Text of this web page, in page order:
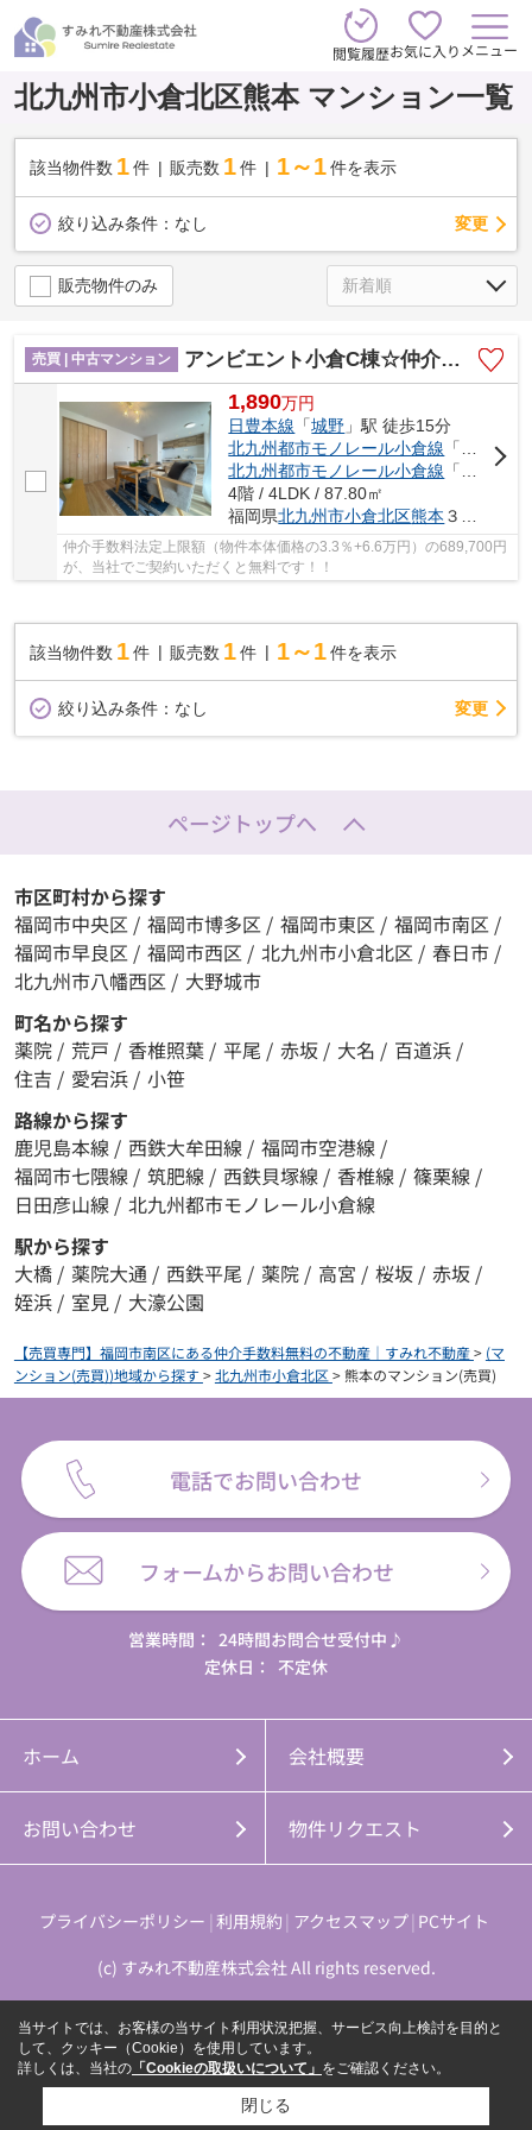
閲覧履歴お気に入り メニュー
北九州市小倉北区熊本 マンション一覧
該当物件数 1件 販売数 1 件 1～1 件を表示
絞り込み条件： なし 変更
販売物件のみ
売買 | 中古マンション アンビエント小倉C棟☆仲介手数料無料☆
1,890万円
日豊本線 「城野 」駅 徒歩15分
北九州都市モノレール小倉線 「 片野」駅
北九州都市モノレール小倉線 「
香春口
4階 / 4LDK / 87.80㎡
福岡県北九州市小倉北区熊本 ３丁目16-1
仲介手数料法定上限額（物件本体価格の3.3％+6.6万円）の689,700円
が、当社でご契約いただくと無料です！！
該当物件数 1件 販売数 1 件 1～1 件を表示
絞り込み条件： なし 変更
ページトップへ
市区町村から探す
福岡市中央区 / 福岡市博多区 / 福岡市東区 / 福岡市南区 /
福岡市早良区 / 福岡市西区 / 北九州市小倉北区 / 春日市 /
北九州市八幡西区 / 大野城市
町名から探す
薬院 / 荒戸 / 香椎照葉 / 平尾 / 赤坂 / 大名 / 百道浜 /
住吉 / 愛宕浜 / 小笹
路線から探す
鹿児島本線 / 西鉄大牟田線 / 福岡市空港線 /
福岡市七隈線 / 筑肥線 / 西鉄貝塚線 / 香椎線 / 篠栗線 /
日田彦山線 / 北九州都市モノレール小倉線
駅から探す
大橋 / 薬院大通 / 西鉄平尾 / 薬院 / 高宮 / 桜坂 / 赤坂 /
姪浜 / 室見 / 大濠公園
【売買専門】福岡市南区にある仲介手数料無料の不動産｜すみれ不動産> (マ
ンション(売買))地域から探す>北九州市小倉北区 >熊本のマンション(売買)
電話でお問い合わせ
フォームからお問い合わせ
営業時間：
24時間お問合せ受付中♪
定休日：
不定休
ホーム 会社概要
お問い合わせ 物件リクエスト
プライバシーポリシー 利用規約 アクセスマップ PCサイト
(c) すみれ不動産株式会社 All rights reserved.
当サイトでは、お客様の当サイト利用状況把握、サービス向上検討を目的と
して、クッキー（Cookie）を使用しています。
詳しくは、当社の 「Cookieの取扱いについて」 をご確認ください。
閉じる